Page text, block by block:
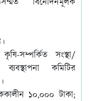
বিনোদনমূলক
সম্পর্কিত সংস্থা/
ব্যবস্থাপনা কমিটির
১০,০০০ টাকা;